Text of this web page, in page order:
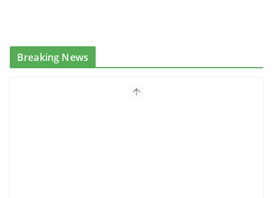
Breaking News